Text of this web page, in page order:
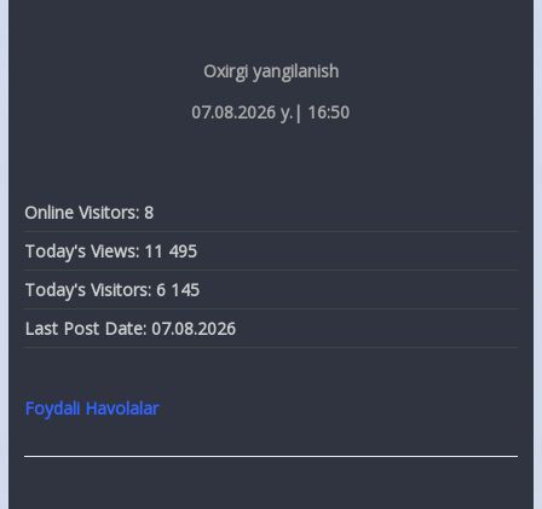
Oxirgi yangilanish
07.08.2026 y.| 16:50
Online Visitors: 8
Today's Views: 11 495
Today's Visitors: 6 145
Last Post Date: 07.08.2026
Foydali Havolalar